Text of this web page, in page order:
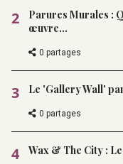
2
Parures Murales :
œuvre...
0 partages
3 Le 'Gallery Wall'
0 partages
4 Wax & The City :